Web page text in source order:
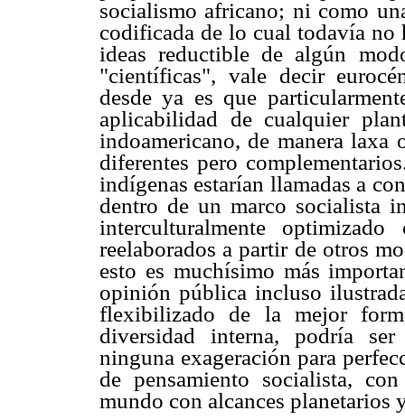
socialismo africano; ni como
codificada de lo cual todavía
ideas reductible de algún
"científicas", vale decir
desde ya es que
aplicabilidad de cualquier
indoamericano, de manera laxa
diferentes pero
indígenas estarían llamadas a
dentro de un marco socialista
interculturalmente
reelaborados a partir de otros
esto es muchísimo más
opinión pública incluso
flexibilizado de la mejor
diversidad interna, podría
ninguna exageración para
de pensamiento socialista,
mundo con alcances planetarios